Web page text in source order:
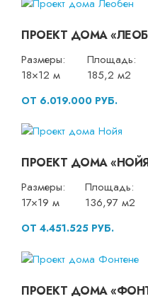
ПРОЕКТ ДОМА
Размеры:
18×12 м
Площадь:
185,2 м2
ОТ 6.019.000 РУБ.
ПРОЕКТ ДОМА
Размеры:
17×19 м
Площадь:
136,97 м2
ОТ 4.451.525 РУБ.
ПРОЕКТ ДОМА